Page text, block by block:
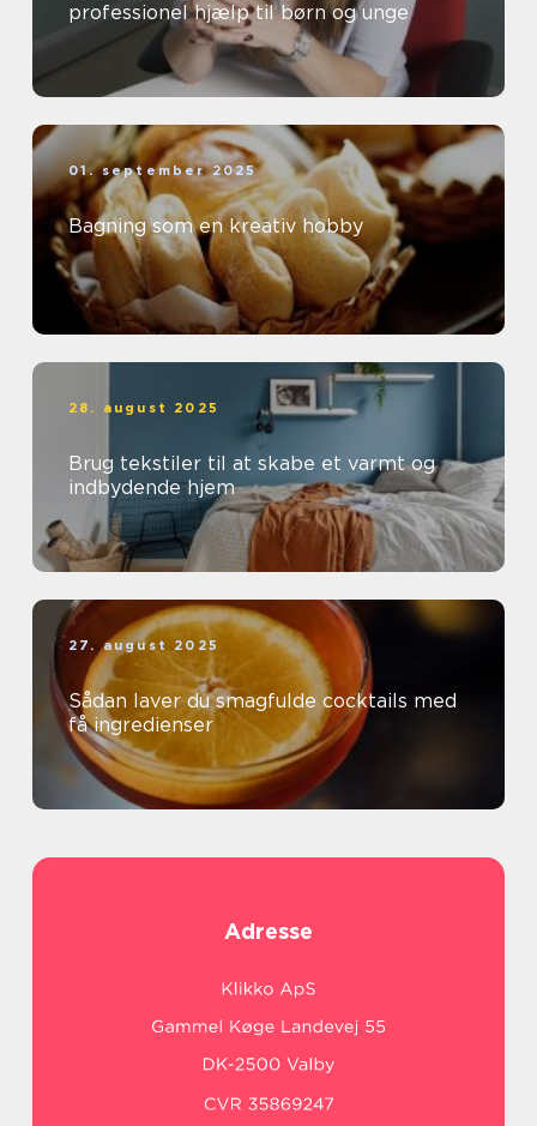
professionel hjælp til børn og unge
01. september 2025
Bagning som en kreativ hobby
28. august 2025
Brug tekstiler til at skabe et varmt og
indbydende hjem
27. august 2025
Sådan laver du smagfulde cocktails med
få ingredienser
Adresse